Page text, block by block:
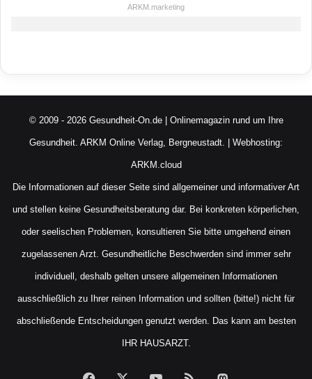
ARKM.marketing
© 2009 - 2026 Gesundheit-On.de | Onlinemagazin rund um Ihre
Gesundheit. ARKM Online Verlag, Bergneustadt. | Webhosting:
ARKM.cloud
Die Informationen auf dieser Seite sind allgemeiner und informativer Art
und stellen keine Gesundheitsberatung dar. Bei konkreten körperlichen,
oder seelischen Problemen, konsultieren Sie bitte umgehend einen
zugelassenen Arzt. Gesundheitliche Beschwerden sind immer sehr
individuell, deshalb gelten unsere allgemeinen Informationen
ausschließlich zu Ihrer reinen Information und sollten (bitte!) nicht für
abschließende Entscheidungen genutzt werden. Das kann am besten
IHR HAUSARZT.